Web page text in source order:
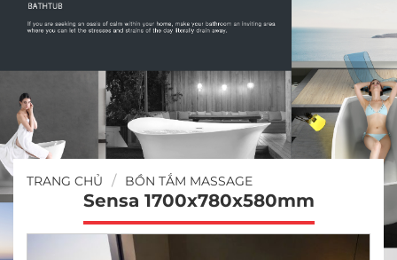
TRANG CHỦ / BỒN TẮM MASSAGE
Sensa 1700x780x580mm